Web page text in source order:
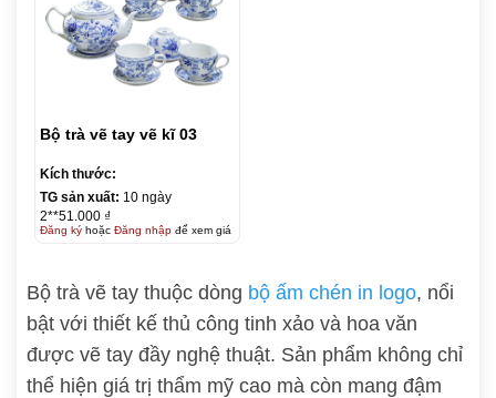
Bộ trà vẽ tay vẽ kĩ 03
Kích thước:
TG sản xuất: 10 ngày
2**51.000 ₫
Đăng kýhoặc Đăng nhậpđể xem giá
Bộ trà vẽ tay thuộc dòng bộ ấm chén in logo, nổi
bật với thiết kế thủ công tinh xảo và hoa văn
được vẽ tay đầy nghệ thuật. Sản phẩm không chỉ
thể hiện giá trị thẩm mỹ cao mà còn mang đậm